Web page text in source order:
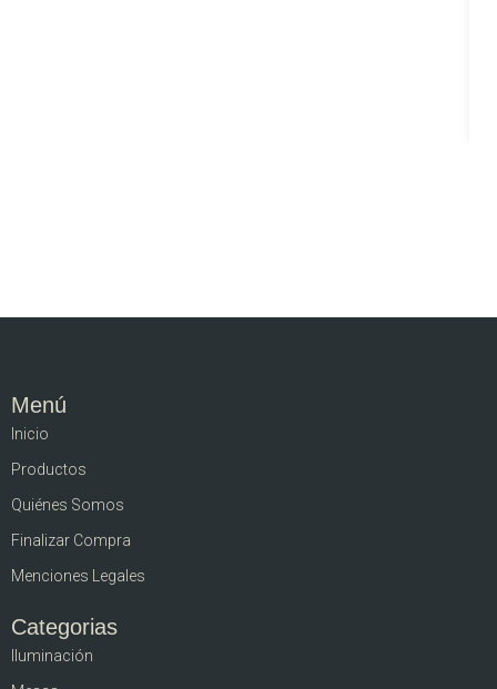
Menú
Inicio
Productos
Quiénes Somos
Finalizar Compra
Menciones Legales
Categorias
Iluminación